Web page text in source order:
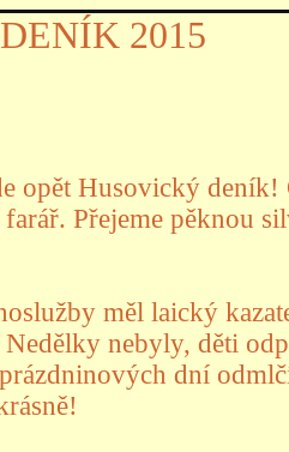
2015
opět Husovický
Přejeme pěknou
měl laický
Nedělky nebyly, děti
dní